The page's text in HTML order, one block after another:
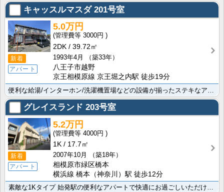
キャッスルマスダ201号室
新着
アパート
5.0万円
3000円
2DK
39.72㎡
1993年4月
（築33年）
八王子市越野
京王相模原線 京王堀之内駅 徒歩19分
グレイスランド 203号室
新着
アパート
5.2万円
4000円
1K
17.7㎡
2007年10月
（築18年）
相模原市緑区橋本
横浜線 橋本（神奈川）駅 徒歩12分
素敵な1Kタイプ 始発駅の便利なアパートで快適にお過ごしいただけますよ ｲｵﾝ 橋本店まで632mと･･･